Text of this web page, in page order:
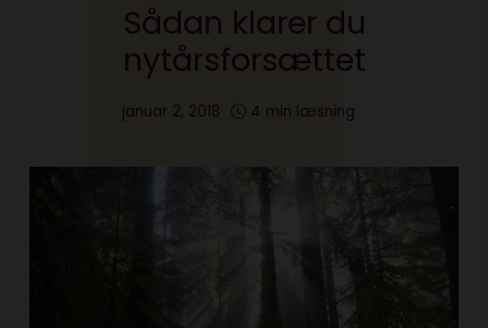
Sådan klarer du
nytårsforsættet
januar 2, 2018 4 min læsning